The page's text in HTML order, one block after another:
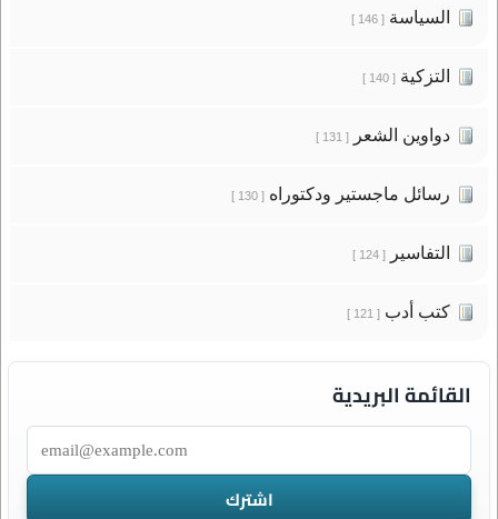
السياسة[ 146 ]
التزكية[ 140 ]
دواوين الشعر[ 131 ]
رسائل ماجستير ودكتوراه[ 130 ]
التفاسير[ 124 ]
كتب أدب[ 121 ]
القائمة البريدية